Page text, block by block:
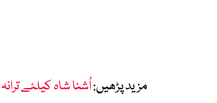
مزید پڑھیں:اُشنا شاہ کیلئے